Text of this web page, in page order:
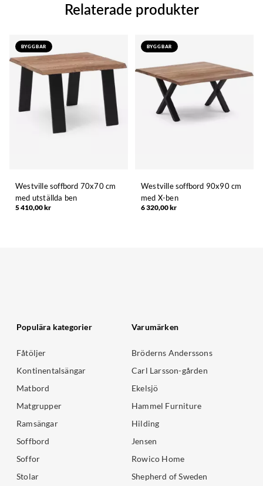
Relaterade produkter
BYGGBAR
Westville soffbord 70x70 cm
med utställda ben
5 410,00 kr
BYGGBAR
Westville soffbord 90x90 cm
med X-ben
6 320,00 kr
Populära kategorier
Fåtöljer
Kontinentalsängar
Matbord
Matgrupper
Ramsängar
Soffbord
Soffor
Stolar
Varumärken
Bröderns Anderssons
Carl Larsson-gården
Ekelsjö
Hammel Furniture
Hilding
Jensen
Rowico Home
Shepherd of Sweden